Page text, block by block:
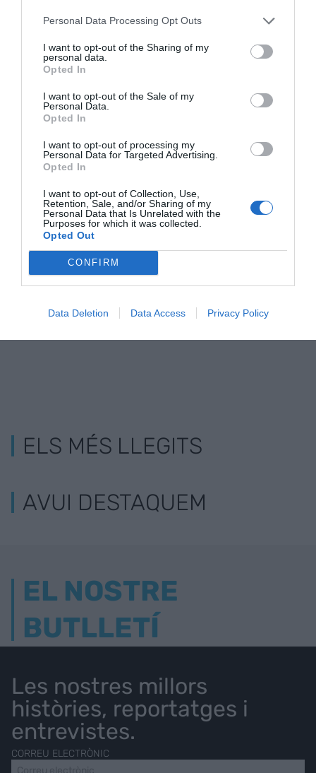
Personal Data Processing Opt Outs
I want to opt-out of the Sharing of my
personal data.
Opted In
I want to opt-out of the Sale of my
Personal Data.
Opted In
I want to opt-out of processing my
Personal Data for Targeted Advertising.
Opted In
I want to opt-out of Collection, Use,
Retention, Sale, and/or Sharing of my
Personal Data that Is Unrelated with the
Purposes for which it was collected.
Opted Out
CONFIRM
Data Deletion Data Access Privacy Policy
RELACIONADES
Quan la tecnologia
no ho és tot
Ibercaja aposta per
l'obertura de 4
oficines i 40 llocs
de feina
Ibercaja
fins als
ELS MÉS LLEGITS
AVUI DESTAQUEM
EL NOSTRE
BUTLLETÍ
Les nostres millors
històries, reportatges i
entrevistes.
CORREU ELECTRÒNIC